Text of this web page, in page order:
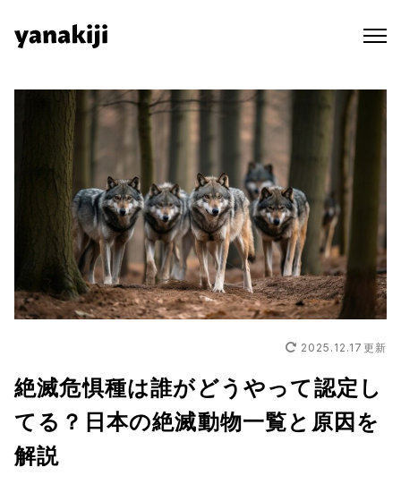
content
2025.12.17 更新
絶滅危惧種は誰がどうやって認定し
てる？日本の絶滅動物一覧と原因を
解説